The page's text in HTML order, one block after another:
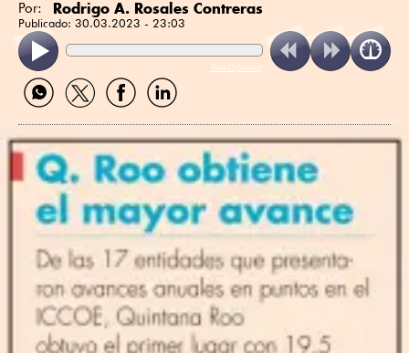
Por: Rodrigo A. Rosales Contreras
Publicado: 30.03.2023 - 23:03
ReadSpeaker
Compartir
por
Compartir
por
Compartir
por
Compartir
por